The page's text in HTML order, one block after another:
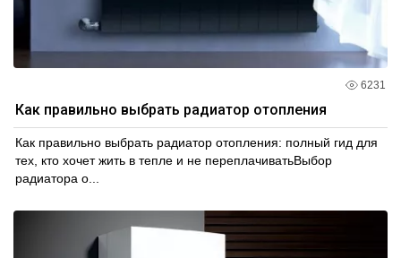
6231
Как правильно выбрать радиатор отопления
Как правильно выбрать радиатор отопления: полный гид для
тех, кто хочет жить в тепле и не переплачиватьВыбор
радиатора о...